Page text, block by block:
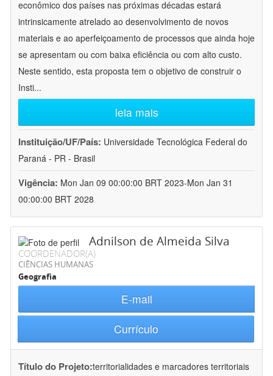
econômico dos países nas próximas décadas estará
intrinsicamente atrelado ao desenvolvimento de novos
materiais e ao aperfeiçoamento de processos que ainda hoje
se apresentam ou com baixa eficiência ou com alto custo.
Neste sentido, esta proposta tem o objetivo de construir o
Insti...
leia mais
Instituição/UF/País: Universidade Tecnológica Federal do
Paraná - PR - Brasil
Vigência: Mon Jan 09 00:00:00 BRT 2023-Mon Jan 31
00:00:00 BRT 2028
Adnilson de Almeida Silva
COORDENADOR(A)
CIÊNCIAS HUMANAS
Geografia
E-mail
Currículo
Título do Projeto:territorialidades e marcadores territoriais